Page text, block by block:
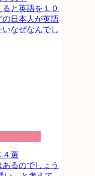
と英語を１０
日本人が英語
なぜなんでし
４選
るのでしょう